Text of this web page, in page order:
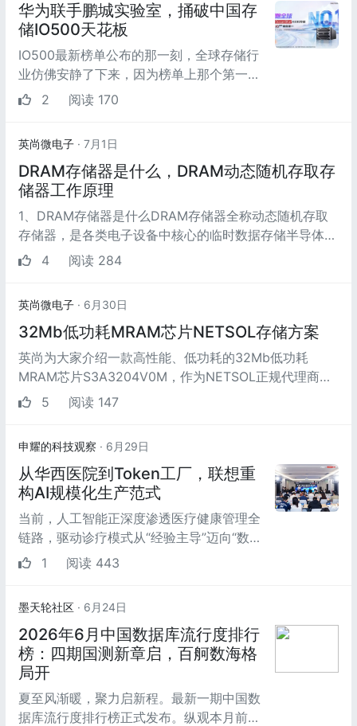
华为联手鹏城实验室，捅破中国存
储IO500天花板
IO500最新榜单公布的那一刻，全球存储行
业仿佛安静了下来，因为榜单上那个第一名
后面的数字，大到超出了所有人的预期。
2 阅读 170
英尚微电子 · 7月1日
DRAM存储器是什么，DRAM动态随机存取存
储器工作原理
1、DRAM存储器是什么DRAM存储器全称动态随机存取
存储器，是各类电子设备中核心的临时数据存储半导体芯
片，也是设备内存的主要组成形态，...
4 阅读 284
英尚微电子 · 6月30日
32Mb低功耗MRAM芯片NETSOL存储方案
英尚为大家介绍一款高性能、低功耗的32Mb低功耗
MRAM芯片S3A3204V0M，作为NETSOL正规代理商，
英尚供应的这款MRAM芯片采用三星28纳米FDSOI...
5 阅读 147
申耀的科技观察 · 6月29日
从华西医院到Token工厂，联想重
构AI规模化生产范式
当前，人工智能正深度渗透医疗健康管理全
链路，驱动诊疗模式从“经验主导”迈向“数据
驱动”的智能化范式跃迁。
1 阅读 443
墨天轮社区 · 6月24日
2026年6月中国数据库流行度排行
榜：四期国测新章启，百舸数海格
局开
夏至风渐暖，聚力启新程。最新一期中国数
据库流行度排行榜正式发布。纵观本月前